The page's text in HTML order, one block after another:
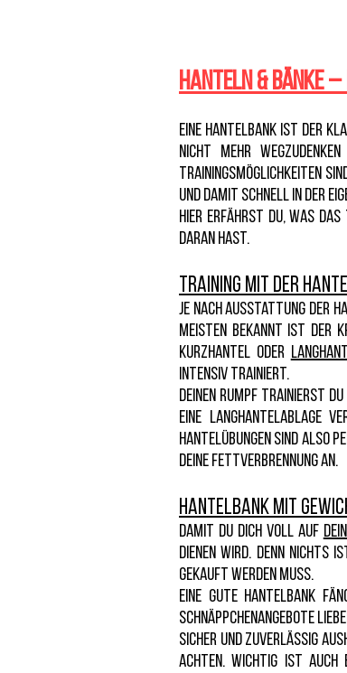
Hanteln & Bänke
Eine Hantelbank ist der
nicht mehr
Trainingsmöglichkeiten
und damit schnell in der
Hier erfährst du, was das
daran hast.
Training mit der
Je nach Ausstattung der
meisten bekannt ist der
Kurzhantel oder
intensiv trainiert.
Deinen Rumpf trainierst
eine Langhantelablage
Hantelübungen sind also
deine Fettverbrennung an.
Hantelbank mit
Damit du dich voll auf
dienen wird. Denn nichts
gekauft werden muss.
Eine gute Hantelbank
Schnäppchenangebote
sicher und zuverlässig
achten. Wichtig ist auch